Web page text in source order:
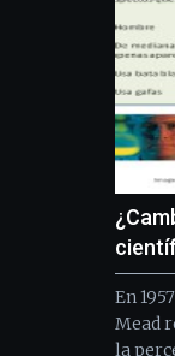
En
Mead
la